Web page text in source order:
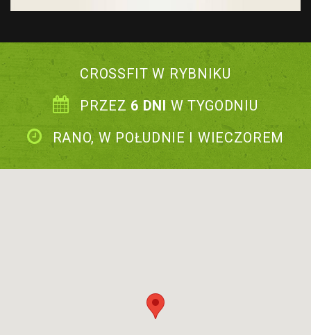
CROSSFIT W RYBNIKU
PRZEZ 6 DNI W TYGODNIU
RANO, W POŁUDNIE I WIECZOREM